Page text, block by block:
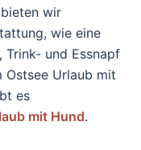
wir
wie eine
und Essnapf
Ostsee Urlaub mit
es
mit Hund.